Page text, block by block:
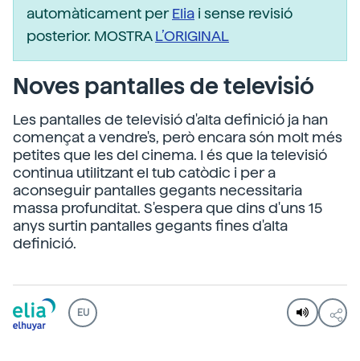
automàticament perElia i sense revisió
posterior. MOSTRAL’ORIGINAL
Noves pantalles de televisió
Les pantalles de televisió d'alta definició ja han
començat a vendre's, però encara són molt més
petites que les del cinema. I és que la televisió
continua utilitzant el tub catòdic i per a
aconseguir pantalles gegants necessitaria
massa profunditat. S'espera que dins d'uns 15
anys surtin pantalles gegants fines d'alta
definició.
EU